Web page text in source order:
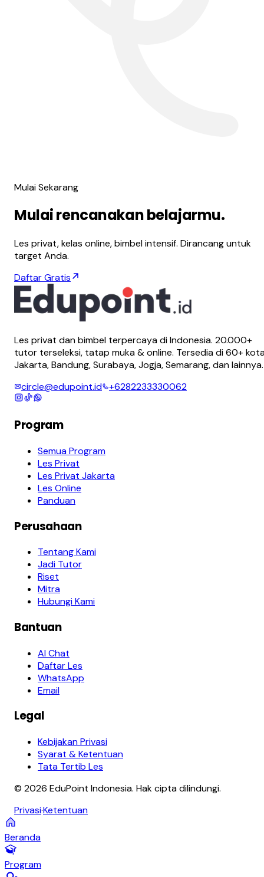
Mulai Sekarang
Mulairencanakanbelajarmu.
Les privat, kelas online, bimbel intensif. Dirancang untuk
target Anda.
Daftar Gratis
Les privat dan bimbel terpercaya di Indonesia. 20.000+
tutor terseleksi, tatap muka & online. Tersedia di 60+
Jakarta, Bandung, Surabaya, Jogja, Semarang, dan lainnya.
circle@edupoint.id +6282233330062
Program
Semua Program
Les Privat
Les Privat Jakarta
Les Online
Panduan
Perusahaan
Tentang Kami
Jadi Tutor
Riset
Mitra
Hubungi Kami
Bantuan
AI Chat
Daftar Les
WhatsApp
Email
Legal
Kebijakan Privasi
Syarat & Ketentuan
Tata Tertib Les
© 2026 EduPoint Indonesia. Hak cipta dilindungi.
Privasi·Ketentuan
Beranda
Program